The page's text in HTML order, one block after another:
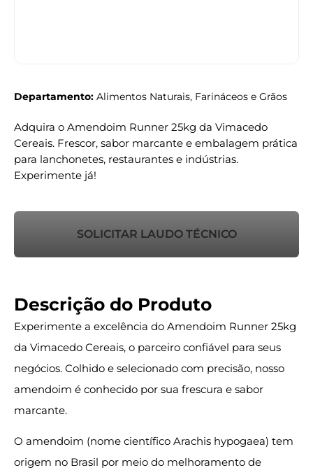
Departamento: Alimentos Naturais, Farináceos e Grãos
Adquira o Amendoim Runner 25kg da Vimacedo
Cereais. Frescor, sabor marcante e embalagem prática
para lanchonetes, restaurantes e indústrias.
Experimente já!
SOLICITAR LAUDO TÉCNICO
Descrição do Produto
Experimente a excelência do Amendoim Runner 25kg
da Vimacedo Cereais, o parceiro confiável para seus
negócios. Colhido e selecionado com precisão, nosso
amendoim é conhecido por sua frescura e sabor
marcante.
O amendoim (nome científico Arachis hypogaea) tem
origem no Brasil por meio do melhoramento de